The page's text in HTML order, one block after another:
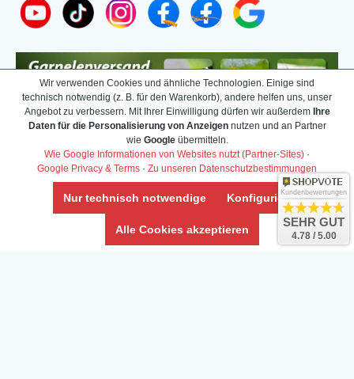
Wir verwenden Cookies und ähnliche Technologien. Einige sind
technisch notwendig (z. B. für den Warenkorb), andere helfen uns, unser
Angebot zu verbessern. Mit Ihrer Einwilligung dürfen wir außerdem Ihre
Daten für die Personalisierung von Anzeigennutzen und an Partner
wie Googleübermitteln.
Wie Google Informationen von Websites nutzt (Partner-Sites) ·
Google Privacy & Terms · Zu unseren Datenschutzbestimmungen
Nur technisch notwendige Konfigurieren
Alle Cookies akzeptieren
Kundenbewertungen
SEHR GUT
4.78 / 5.00